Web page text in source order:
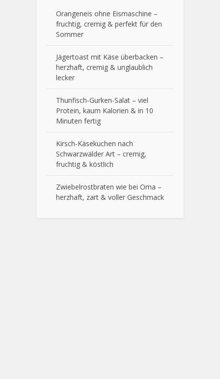
Orangeneis ohne Eismaschine –
fruchtig, cremig & perfekt für den
Sommer
Jägertoast mit Käse überbacken –
herzhaft, cremig & unglaublich
lecker
Thunfisch-Gurken-Salat – viel
Protein, kaum Kalorien & in 10
Minuten fertig
Kirsch-Käsekuchen nach
Schwarzwälder Art – cremig,
fruchtig & köstlich
Zwiebelrostbraten wie bei Oma –
herzhaft, zart & voller Geschmack